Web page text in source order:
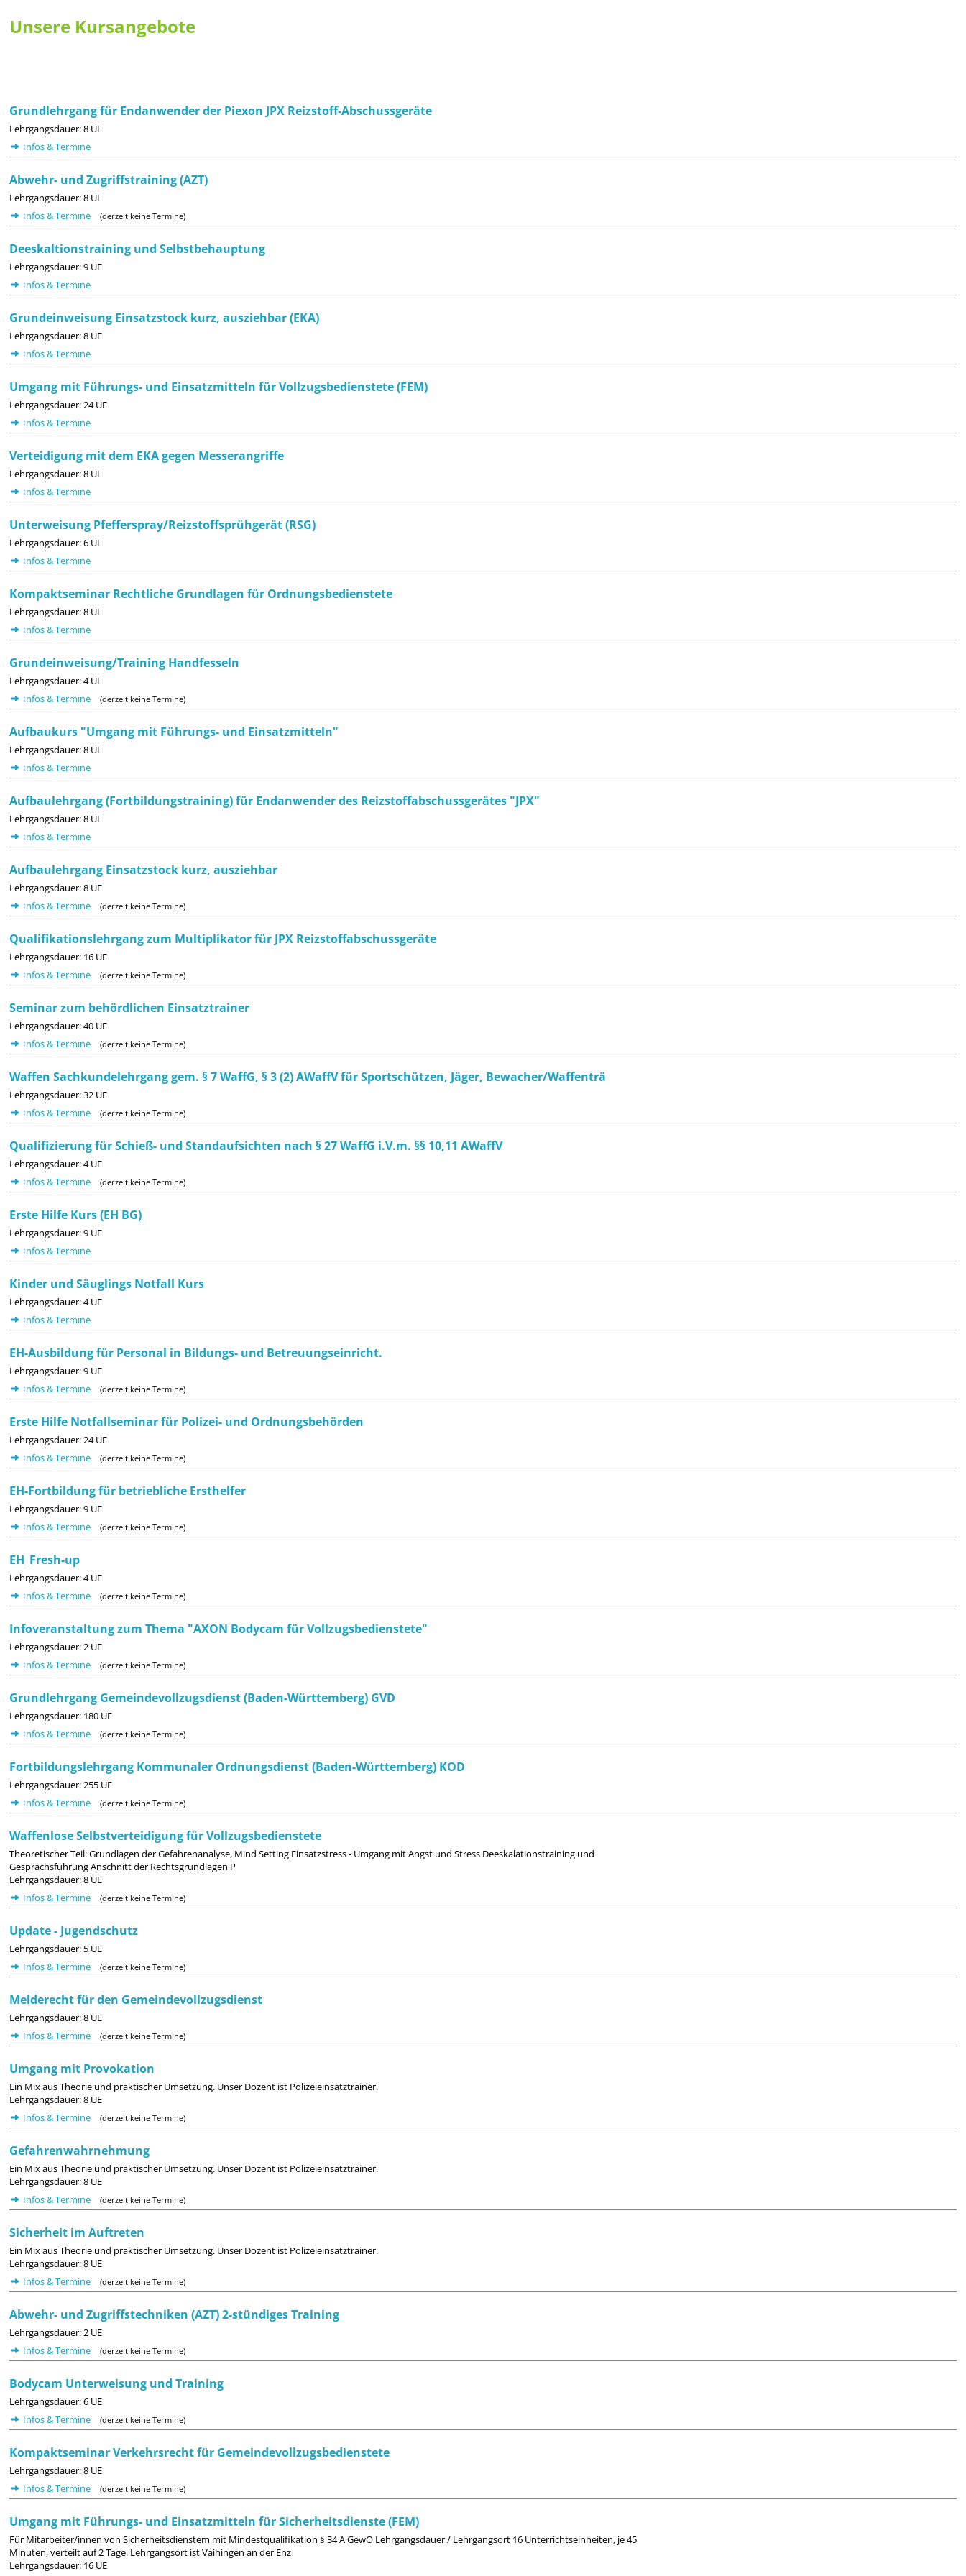
Unsere Kursangebote
Grundlehrgang für Endanwender der Piexon JPX Reizstoff-Abschussgeräte
Lehrgangsdauer: 8 UE
Infos & Termine
Abwehr- und Zugriffstraining (AZT)
Lehrgangsdauer: 8 UE
Infos & Termine
(derzeit keine Termine)
Deeskaltionstraining und Selbstbehauptung
Lehrgangsdauer: 9 UE
Infos & Termine
Grundeinweisung Einsatzstock kurz, ausziehbar (EKA)
Lehrgangsdauer: 8 UE
Infos & Termine
Umgang mit Führungs- und Einsatzmitteln für Vollzugsbedienstete (FEM)
Lehrgangsdauer: 24 UE
Infos & Termine
Verteidigung mit dem EKA gegen Messerangriffe
Lehrgangsdauer: 8 UE
Infos & Termine
Unterweisung Pfefferspray/Reizstoffsprühgerät (RSG)
Lehrgangsdauer: 6 UE
Infos & Termine
Kompaktseminar Rechtliche Grundlagen für Ordnungsbedienstete
Lehrgangsdauer: 8 UE
Infos & Termine
Grundeinweisung/Training Handfesseln
Lehrgangsdauer: 4 UE
Infos & Termine
(derzeit keine Termine)
Aufbaukurs "Umgang mit Führungs- und Einsatzmitteln"
Lehrgangsdauer: 8 UE
Infos & Termine
Aufbaulehrgang (Fortbildungstraining) für Endanwender des Reizstoffabschussgerätes "JPX"
Lehrgangsdauer: 8 UE
Infos & Termine
Aufbaulehrgang Einsatzstock kurz, ausziehbar
Lehrgangsdauer: 8 UE
Infos & Termine
(derzeit keine Termine)
Qualifikationslehrgang zum Multiplikator für JPX Reizstoffabschussgeräte
Lehrgangsdauer: 16 UE
Infos & Termine
(derzeit keine Termine)
Seminar zum behördlichen Einsatztrainer
Lehrgangsdauer: 40 UE
Infos & Termine
(derzeit keine Termine)
Waffen Sachkundelehrgang gem. § 7 WaffG, § 3 (2) AWaffV für Sportschützen, Jäger, Bewacher/Waffenträ
Lehrgangsdauer: 32 UE
Infos & Termine
(derzeit keine Termine)
Qualifizierung für Schieß- und Standaufsichten nach § 27 WaffG i.V.m. §§ 10,11 AWaffV
Lehrgangsdauer: 4 UE
Infos & Termine
(derzeit keine Termine)
Erste Hilfe Kurs (EH BG)
Lehrgangsdauer: 9 UE
Infos & Termine
Kinder und Säuglings Notfall Kurs
Lehrgangsdauer: 4 UE
Infos & Termine
EH-Ausbildung für Personal in Bildungs- und Betreuungseinricht.
Lehrgangsdauer: 9 UE
Infos & Termine
(derzeit keine Termine)
Erste Hilfe Notfallseminar für Polizei- und Ordnungsbehörden
Lehrgangsdauer: 24 UE
Infos & Termine
(derzeit keine Termine)
EH-Fortbildung für betriebliche Ersthelfer
Lehrgangsdauer: 9 UE
Infos & Termine
(derzeit keine Termine)
EH_Fresh-up
Lehrgangsdauer: 4 UE
Infos & Termine
(derzeit keine Termine)
Infoveranstaltung zum Thema "AXON Bodycam für Vollzugsbedienstete"
Lehrgangsdauer: 2 UE
Infos & Termine
(derzeit keine Termine)
Grundlehrgang Gemeindevollzugsdienst (Baden-Württemberg) GVD
Lehrgangsdauer: 180 UE
Infos & Termine
(derzeit keine Termine)
Fortbildungslehrgang Kommunaler Ordnungsdienst (Baden-Württemberg) KOD
Lehrgangsdauer: 255 UE
Infos & Termine
(derzeit keine Termine)
Waffenlose Selbstverteidigung für Vollzugsbedienstete
Theoretischer Teil: Grundlagen der Gefahrenanalyse, Mind Setting Einsatzstress - Umgang mit Angst und Stress Deeskalationstraining und
Gesprächsführung Anschnitt der Rechtsgrundlagen P
Lehrgangsdauer: 8 UE
Infos & Termine
(derzeit keine Termine)
Update - Jugendschutz
Lehrgangsdauer: 5 UE
Infos & Termine
(derzeit keine Termine)
Melderecht für den Gemeindevollzugsdienst
Lehrgangsdauer: 8 UE
Infos & Termine
(derzeit keine Termine)
Umgang mit Provokation
Ein Mix aus Theorie und praktischer Umsetzung. Unser Dozent ist Polizeieinsatztrainer.
Lehrgangsdauer: 8 UE
Infos & Termine
(derzeit keine Termine)
Gefahrenwahrnehmung
Ein Mix aus Theorie und praktischer Umsetzung. Unser Dozent ist Polizeieinsatztrainer.
Lehrgangsdauer: 8 UE
Infos & Termine
(derzeit keine Termine)
Sicherheit im Auftreten
Ein Mix aus Theorie und praktischer Umsetzung. Unser Dozent ist Polizeieinsatztrainer.
Lehrgangsdauer: 8 UE
Infos & Termine
(derzeit keine Termine)
Abwehr- und Zugriffstechniken (AZT) 2-stündiges Training
Lehrgangsdauer: 2 UE
Infos & Termine
(derzeit keine Termine)
Bodycam Unterweisung und Training
Lehrgangsdauer: 6 UE
Infos & Termine
(derzeit keine Termine)
Kompaktseminar Verkehrsrecht für Gemeindevollzugsbedienstete
Lehrgangsdauer: 8 UE
Infos & Termine
(derzeit keine Termine)
Umgang mit Führungs- und Einsatzmitteln für Sicherheitsdienste (FEM)
Für Mitarbeiter/innen von Sicherheitsdienstem mit Mindestqualifikation § 34 A GewO Lehrgangsdauer / Lehrgangsort 16 Unterrichtseinheiten, je 45
Minuten, verteilt auf 2 Tage. Lehrgangsort ist Vaihingen an der Enz
Lehrgangsdauer: 16 UE